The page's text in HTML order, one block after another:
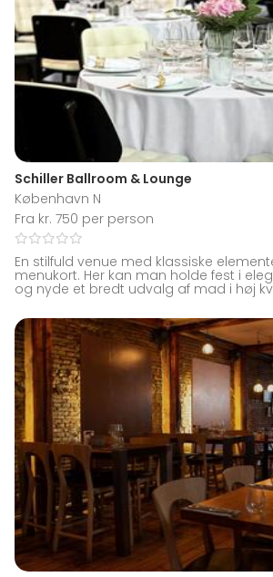
Schiller Ballroom & Lounge
København N
Fra kr. 750 per person
En stilfuld venue med klassiske
menukort. Her kan man holde fest i
og nyde et bredt udvalg af mad i høj